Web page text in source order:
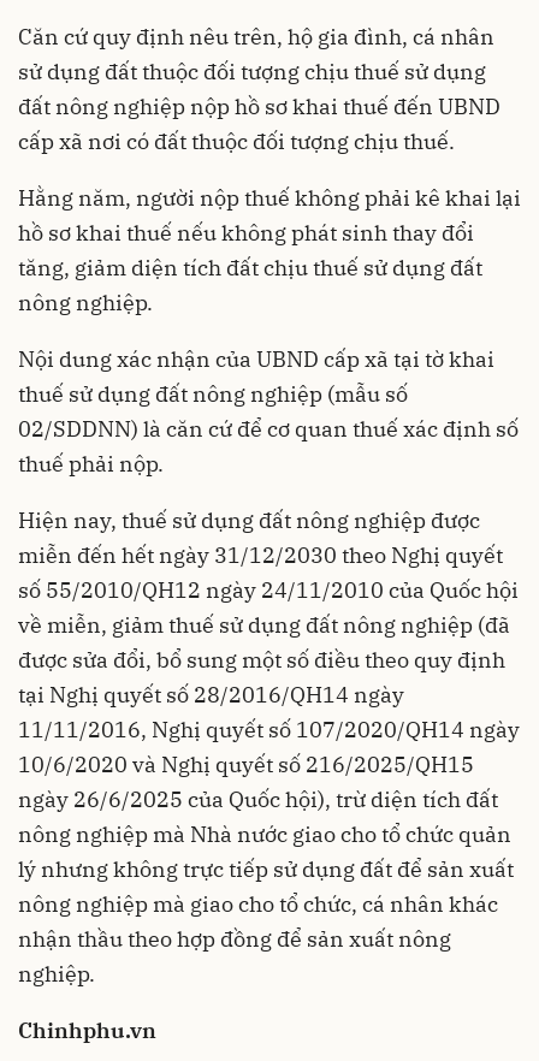
Căn cứ quy định nêu trên, hộ gia đình, cá nhân
sử dụng đất thuộc đối tượng chịu thuế sử dụng
đất nông nghiệp nộp hồ sơ khai thuế đến UBND
cấp xã nơi có đất thuộc đối tượng chịu thuế.
Hằng năm, người nộp thuế không phải kê khai lại
hồ sơ khai thuế nếu không phát sinh thay đổi
tăng, giảm diện tích đất chịu thuế sử dụng đất
nông nghiệp.
Nội dung xác nhận của UBND cấp xã tại tờ khai
thuế sử dụng đất nông nghiệp (mẫu số
02/SDDNN) là căn cứ để cơ quan thuế xác định số
thuế phải nộp.
Hiện nay, thuế sử dụng đất nông nghiệp được
miễn đến hết ngày 31/12/2030 theo Nghị quyết
số 55/2010/QH12 ngày 24/11/2010 của Quốc hội
về miễn, giảm thuế sử dụng đất nông nghiệp (đã
được sửa đổi, bổ sung một số điều theo quy định
tại Nghị quyết số 28/2016/QH14 ngày
11/11/2016, Nghị quyết số 107/2020/QH14 ngày
10/6/2020 và Nghị quyết số 216/2025/QH15
ngày 26/6/2025 của Quốc hội), trừ diện tích đất
nông nghiệp mà Nhà nước giao cho tổ chức quản
lý nhưng không trực tiếp sử dụng đất để sản xuất
nông nghiệp mà giao cho tổ chức, cá nhân khác
nhận thầu theo hợp đồng để sản xuất nông
nghiệp.
Chinhphu.vn